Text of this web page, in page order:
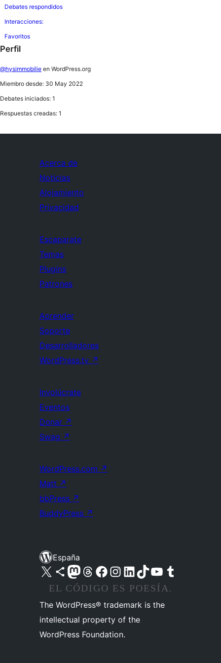
Debates respondidos
Interacciones:
Favoritos
Perfil
@hysimmobilie en WordPress.org
Miembro desde: 30 May 2022
Debates iniciados: 1
Respuestas creadas: 1
Acerca de
Noticias
Alojamiento
Privacidad
Escaparate
Temas
Plugins
Patrones
Aprender
Soporte
Desarrolladores
WordPress.tv ↗
Involúcrate
Eventos
Donar ↗
Swag ↗
WordPress.com ↗
Matt ↗
bbPress ↗
BuddyPress ↗
España
Visita nuestra cuenta de X (anteriormente Twitter)
Visita nuestra cuenta de Bluesky
Visita nuestra cuenta de Mastodon
Visita nuestra cuenta de Threads
Visita nuestra página de Facebook
Visita nuestra cuenta de Instagram
Visita nuestra cuenta de LinkedIn
Visita nuestra cuenta de TikTok
Visita nuestro canal de YouTube
Visita nuestra cuenta de Tumblr
EL CÓDIGO ES POESÍA.
The WordPress® trademark is the
intellectual property of the
WordPress Foundation.